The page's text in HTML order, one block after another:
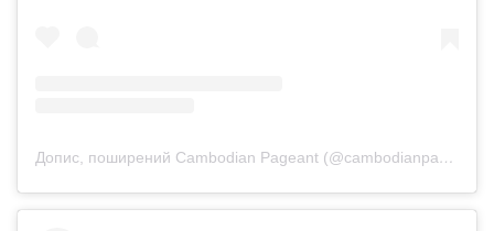
Допис, поширений Cambodian Pageant (@cambodianpageant)